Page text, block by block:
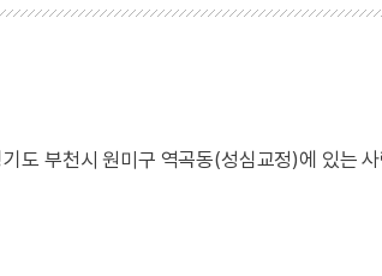
도 부천시 원미구 역곡동(성심교정)에 있는